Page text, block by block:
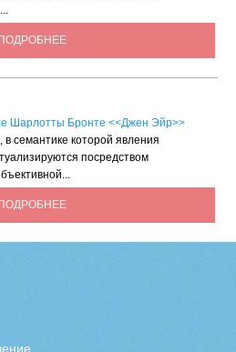
ПОДРОБНЕЕ
Шарлотты Бронте <<Джен Эйр>>
в семантике которой явления
посредством
ПОДРОБНЕЕ